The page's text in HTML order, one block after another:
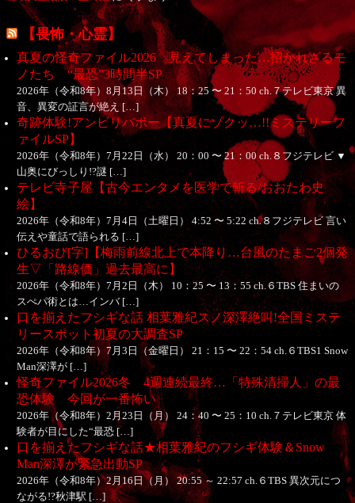
【畏怖・心霊】
真夏の怪奇ファイル2026 見えてしまった…招かれざるモ
ノたち “最恐”3時間半SP
2026年（令和8年）8月13日（木） 18：25 〜 21：50 ch.７テレビ東京 異
音、異変の証言が絶え […]
奇跡体験!アンビリバボー【真夏にゾクッ…!!ミステリーフ
ァイルSP】
2026年（令和8年）7月22日（水） 20：00 〜 21：00 ch.８フジテレビ ▼
山奥にびっしり!?謎 […]
テレビ寺子屋【古今エンタメを医学で斬る/おおたわ史
絵】
2026年（令和8年）7月4日（土曜日） 4:52 〜 5:22 ch.８フジテレビ 言い
伝えや童話で語られる […]
ひるおび[字]【梅雨前線北上で本降り…台風のたまご2個発
生▽「路線価」過去最高に】
2026年（令和8年）7月2日（木） 10：25 〜 13：55 ch.６TBS 住まいの
スぺパ術とは…インバ […]
口を揃えたフシギな話 相葉雅紀スノ深澤絶叫!全国ミステ
リースポット初夏の大調査SP
2026年（令和8年）7月3日（金曜日） 21：15 〜 22：54 ch.６TBS1 Snow
Man深澤が […]
怪奇ファイル2026冬 4週連続最終…「特殊清掃人」の最
恐体験 今回が一番怖い
2026年（令和8年）2月23日（月） 24：40 〜 25：10 ch.７テレビ東京 体
験者が目にした“最恐 […]
口を揃えたフシギな話★相葉雅紀のフシギ体験＆Snow
Man深澤が緊急出動SP
2026年（令和8年）2月16日（月） 20:55 ～ 22:57 ch.６TBS 異次元につ
ながる!?秋津駅 […]